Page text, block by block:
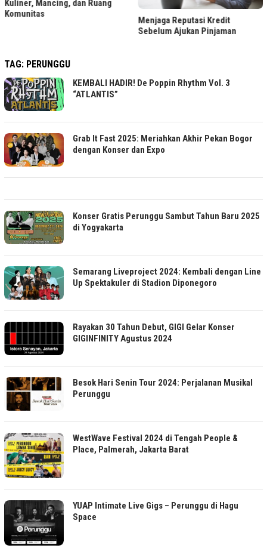
Kuliner, Mancing, dan Ruang
Komunitas
Menjaga Reputasi Kredit
Sebelum Ajukan Pinjaman
TAG: PERUNGGU
KEMBALI HADIR! De Poppin Rhythm Vol. 3
“ATLANTIS”
Grab It Fast 2025: Meriahkan Akhir Pekan Bogor
dengan Konser dan Expo
Konser Gratis Perunggu Sambut Tahun Baru 2025
di Yogyakarta
Semarang Liveproject 2024: Kembali dengan Line
Up Spektakuler di Stadion Diponegoro
Rayakan 30 Tahun Debut, GIGI Gelar Konser
GIGINFINITY Agustus 2024
Besok Hari Senin Tour 2024: Perjalanan Musikal
Perunggu
WestWave Festival 2024 di Tengah People &
Place, Palmerah, Jakarta Barat
YUAP Intimate Live Gigs – Perunggu di Hagu
Space